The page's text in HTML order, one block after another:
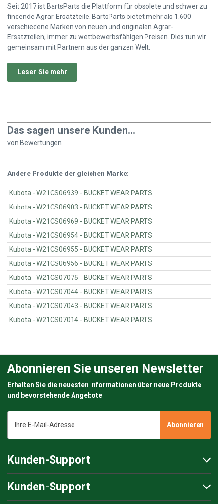
Seit 2017 ist BartsParts die Plattform für obsolete und schwer zu
findende Agrar-Ersatzteile. BartsParts bietet mehr als 1.600
verschiedene Marken von neuen und originalen Agrar-
Ersatzteilen, immer zu wettbewerbsfähigen Preisen. Dies tun wir
gemeinsam mit Partnern aus der ganzen Welt.
Lesen Sie mehr
Das sagen unsere Kunden...
von Bewertungen
Andere Produkte der gleichen Marke:
Kubota - W21CS06939 - BUCKET WEAR PARTS
Kubota - W21CS06903 - BUCKET WEAR PARTS
Kubota - W21CS06969 - BUCKET WEAR PARTS
Kubota - W21CS06954 - BUCKET WEAR PARTS
Kubota - W21CS06955 - BUCKET WEAR PARTS
Kubota - W21CS06956 - BUCKET WEAR PARTS
Kubota - W21CS07075 - BUCKET WEAR PARTS
Kubota - W21CS07044 - BUCKET WEAR PARTS
Kubota - W21CS07043 - BUCKET WEAR PARTS
Kubota - W21CS07014 - BUCKET WEAR PARTS
Abonnieren Sie unseren Newsletter
Erhalten Sie die neuesten Informationen über neue Produkte
und bevorstehende Angebote
Mail-
Kunden-Support
Kunden-Support